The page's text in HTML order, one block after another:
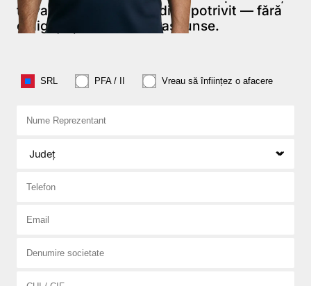
te va ajuta să alegi creditul potrivit — fără
obligații și fără costuri ascunse.
Don't fill this out:
SRL PFA / II Vreau să înființez o afacere